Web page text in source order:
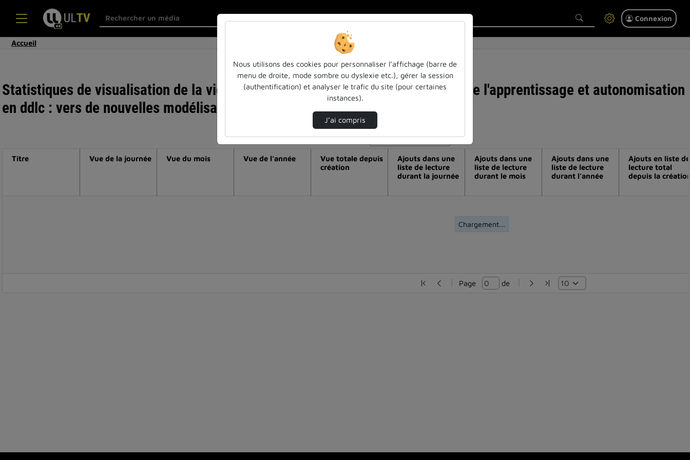
Connexion
Accueil
Statistiques de visualisation de la vidéo Journée neq 2021 : axe 3 : théorie(s) de l'apprentissage et autonomisation
en ddlc : vers de nouvelles modélisations ?
Modifier la période de visualisation
Chargement...
Titre Vue de la journée Vue du mois Vue de l’année
Vue totale depuis
création
Ajouts dans une
liste de lecture
durant la journée
Ajouts dans une
liste de lecture
durant le mois
Ajouts dans une
liste de lecture
durant l’année
Ajouts en liste de
lecture total
depuis la
Page de
Nous utilisons des cookies pour personnaliser l’affichage (barre de
menu de droite, mode sombre ou dyslexie etc.), gérer la session
(authentification) et analyser le trafic du site (pour certaines
instances).
J’ai compris